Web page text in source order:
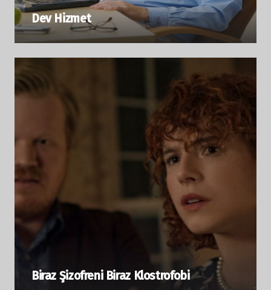
Dev Hizmet
Biraz Şizofreni Biraz Klostrofobi